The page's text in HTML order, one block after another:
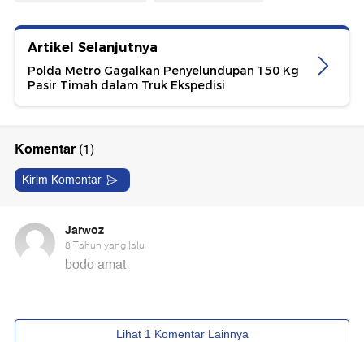
Artikel Selanjutnya
Polda Metro Gagalkan Penyelundupan 150 Kg
Pasir Timah dalam Truk Ekspedisi